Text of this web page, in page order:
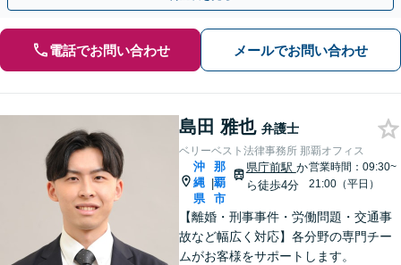
電話でお問い合わせ メールでお問い合わせ
島田 雅也 弁護士
ベリーベスト法律事務所 那覇オフィス
沖
縄
県
|
那
覇
市
県庁前駅 か
ら徒歩4分
営業時間：09:30~
21:00（平日）
【離婚・刑事事件・労働問題・交通事
故など幅広く対応】各分野の専門チー
ムがお客様をサポートします。